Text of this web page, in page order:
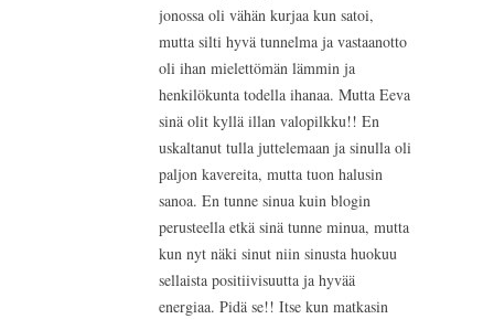
jonossa oli vähän kurjaa kun satoi,
mutta silti hyvä tunnelma ja vastaanotto
oli ihan mielettömän lämmin ja
henkilökunta todella ihanaa. Mutta Eeva
sinä olit kyllä illan valopilkku!! En
uskaltanut tulla juttelemaan ja sinulla oli
paljon kavereita, mutta tuon halusin
sanoa. En tunne sinua kuin blogin
perusteella etkä sinä tunne minua, mutta
kun nyt näki sinut niin sinusta huokuu
sellaista positiivisuutta ja hyvää
energiaa. Pidä se!! Itse kun matkasin